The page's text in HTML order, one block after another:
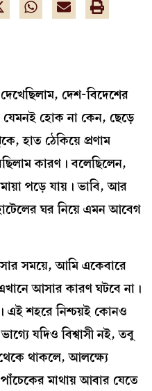
দেশ-বিদেশের
হোক না কেন, ছেড়ে
হাত ঠেকিয়ে প্রণাম
কারণ। বলেছিলেন,
পড়ে যায়। ভাবি, আর
ঘর নিয়ে এমন আবেগ
সময়ে, আমি একেবারে
আসার কারণ ঘটবে না।
এই শহরে নিশ্চয়ই কোনও
যদিও বিশ্বাসী নই, তবু
থাকলে, আলক্ষ্যে
মাথায় আবার যেতে